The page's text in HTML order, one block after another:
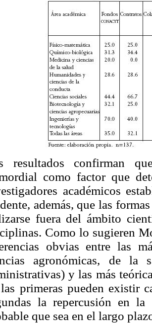
resultados confirman
como factor que
académicos
además, que las
fuera del ámbito
Como lo sugieren
obvias entre las
agronómicas, de la
y las más
primeras pueden existir
la repercusión en
que sea en el largo